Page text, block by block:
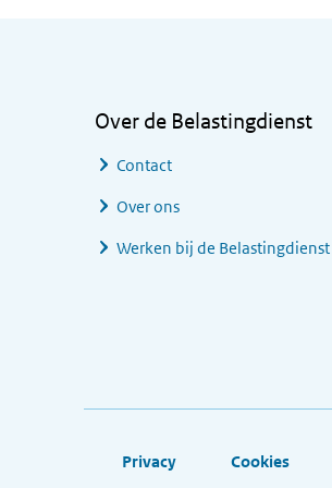
Over de Belastingdienst
Contact
Over ons
Werken bij de Belastingdienst
Footer links
Privacy Cookies